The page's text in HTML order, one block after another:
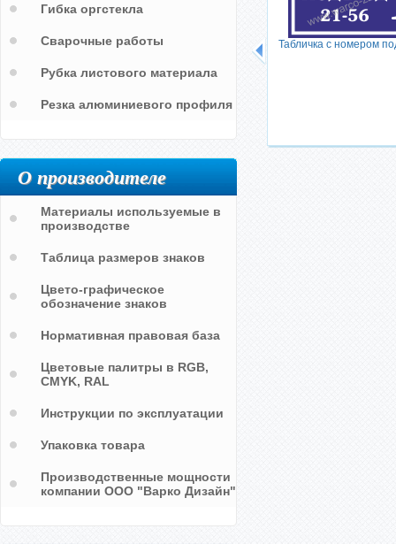
Табличка с номером
Гибка оргстекла
Сварочные работы
Рубка листового материала
Резка алюминиевого профиля
О производителе
Материалы используемые в
производстве
Таблица размеров знаков
Цвето-графическое
обозначение знаков
Нормативная правовая база
Цветовые палитры в RGB,
CMYK, RAL
Инструкции по эксплуатации
Упаковка товара
Производственные мощности
компании ООО "Варко Дизайн"